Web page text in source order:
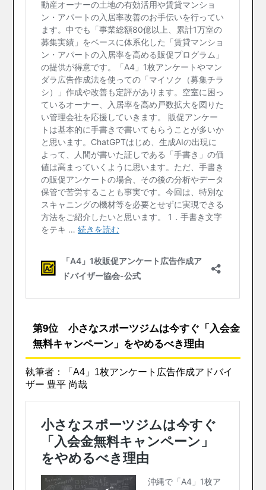
第9位 小さなスポーツジムは今すぐ「入会金
無料キャンペーン」をやめるべき理由
執筆者：「A4」1枚アンケート広告作成アドバイ
ザー 豊平 尚哉